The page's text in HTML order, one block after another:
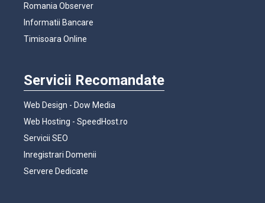
Romania Observer
Informatii Bancare
Timisoara Online
Servicii Recomandate
Web Design - Dow Media
Web Hosting - SpeedHost.ro
Servicii SEO
Inregistrari Domenii
Servere Dedicate